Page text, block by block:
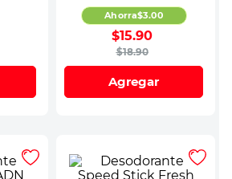
$18.90
$15.90
Ahorra$3.00
Agregar